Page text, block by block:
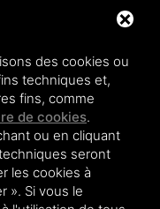
a socio unico p.iva.
|Sitemap
des cookies ou
techniques et,
fins, comme
de cookies.
ou en cliquant
seront
les cookies à
». Si vous le